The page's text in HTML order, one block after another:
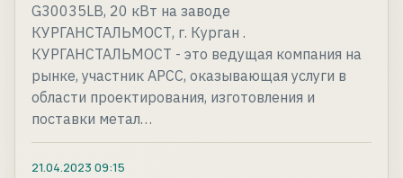
G30035LB, 20 кВт на заводе
КУРГАНСТАЛЬМОСТ, г. Курган .
КУРГАНСТАЛЬМОСТ - это ведущая компания на
рынке, участник АРСС, оказывающая услуги в
области проектирования, изготовления и
поставки метал…
21.04.2023 09:15